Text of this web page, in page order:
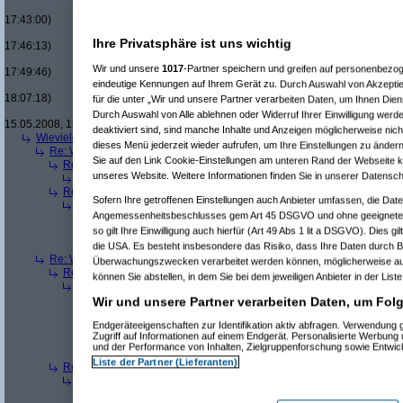
17:43:00)
17:46:13)
17:49:46)
Re(22): Men
18:07:18)
Re(23):
15.05.2008, 18:13:17)
Wieviele blus/hd-dvds habt ihr schon?
am 15.05.2008, 18:06:08)
Re: Wieviele blus/hd-dvds habt ihr schon?(ducducam 15.05.2008,
Re(2): Wieviele blus/hd-dvds habt ihr schon?(bröslam 15.05.2008,
Re(3): Wieviele blus/hd-dvds habt ihr schon? (ducducam
Re(2): Wieviele blus/hd-dvds habt ihr schon?
Re(3): Wieviele blus/hd-dvds habt ihr schon?(ducducam
Re(4): Wieviele blus/hd-dvds habt ihr schon?(hackenbusham
Re(5): Wieviele blus/hd-dvds habt ihr schon? (ducduc am
Re(6): Wieviele blus/hd-dvds habt ihr schon?(
Re: Wieviele blus/hd-dvds habt ihr schon?("without"am 15.05.2008,
Re(2): Wieviele blus/hd-dvds habt ihr schon?(ducducam
Re(3): Wieviele blus/hd-dvds habt ihr schon?
(
Re(4): Wieviele blus/hd-dvds habt ihr schon? (ducducam
am
Re(6): Wieviele blus/hd-dvds habt ihr schon?(ducducam
Re(7): Wieviele blus/hd-dvds habt ihr schon?( "without"
Re(8): Wieviele blus/hd-dvds habt ihr schon?(
Re(2): Wieviele blus/hd-dvds habt ihr schon?
Ihre Privatsphäre ist uns wichtig
Wir und unsere 1017-Partner speichern und greifen auf
eindeutige Kennungen auf Ihrem Gerät zu. Durch Auswahl von
für die unter „Wir und unsere Partner verarbeiten Daten, um Ihnen
Durch Auswahl von Alle ablehnen oder Widerruf Ihrer Einwilligung
deaktiviert sind, sind manche Inhalte und Anzeigen möglicherweise
dieses Menü jederzeit wieder aufrufen, um Ihre Einstellungen zu
Sie auf den Link Cookie-Einstellungen am unteren Rand der Webseite
unseres Website. Weitere Informationen finden Sie in unserer
Sofern Ihre getroffenen Einstellungen auch Anbieter umfassen, die
Angemessenheitsbeschlusses gem Art 45 DSGVO und ohne
so gilt Ihre Einwilligung auch hierfür (Art 49 Abs 1 lit a DSGVO). Dies
die USA. Es besteht insbesondere das Risiko, dass Ihre Daten durch
Überwachungszwecken verarbeitet werden können, möglicherweise
können Sie abstellen, in dem Sie bei dem jeweiligen Anbieter in der
Wir und unsere Partner verarbeiten Daten, um
Endgeräteeigenschaften zur Identifikation aktiv abfragen.
Zugriff auf Informationen auf einem Endgerät. Personalisierte
und der Performance von Inhalten, Zielgruppenforschung sowie
Liste der Partner (Lieferanten)